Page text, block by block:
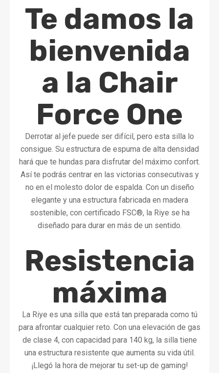
Te damos la
bienvenida
a la Chair
Force One
Derrotar al jefe puede ser difícil, pero esta silla lo
consigue. Su estructura de espuma de alta densidad
hará que te hundas para disfrutar del máximo confort.
Así te podrás centrar en las victorias consecutivas y
no en el molesto dolor de espalda. Con un diseño
elegante y una estructura fabricada en madera
sostenible, con certificado FSC®, la Riye se ha
diseñado para durar en más de un sentido.
Resistencia
máxima
La Riye es una silla que está tan preparada como tú
para afrontar cualquier reto. Con una elevación de gas
de clase 4, con capacidad para 140 kg, la silla tiene
una estructura resistente que aumenta su vida útil.
¡Llegó la hora de mejorar tu set-up de gaming!